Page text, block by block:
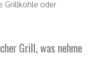
Grillkohle oder
Grill, was nehme